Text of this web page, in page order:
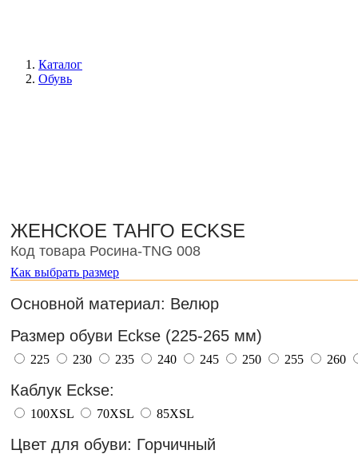
Каталог
Обувь
ЖЕНСКОЕ ТАНГО ECKSE
Код товара Росина-TNG 008
Как выбрать размер
Основной материал: Велюр
Размер обуви Eckse (225-265 мм)
225 230 235 240 245 250 255 260
Каблук Eckse:
100XSL 70XSL 85XSL
Цвет для обуви: Горчичный